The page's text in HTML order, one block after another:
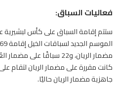
فعاليات السباق:
ستتم إقامةالسباقعلى كأس لبشيرية
كانت مقررة على مضمار الريان لتقام
جاهزية مضمار الريان حاليًا.